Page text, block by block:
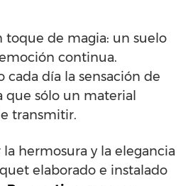
toque de magia: un suelo
continua.
cada día la sensación de
sólo un material
transmitir.
hermosura y la elegancia
elaborado e instalado